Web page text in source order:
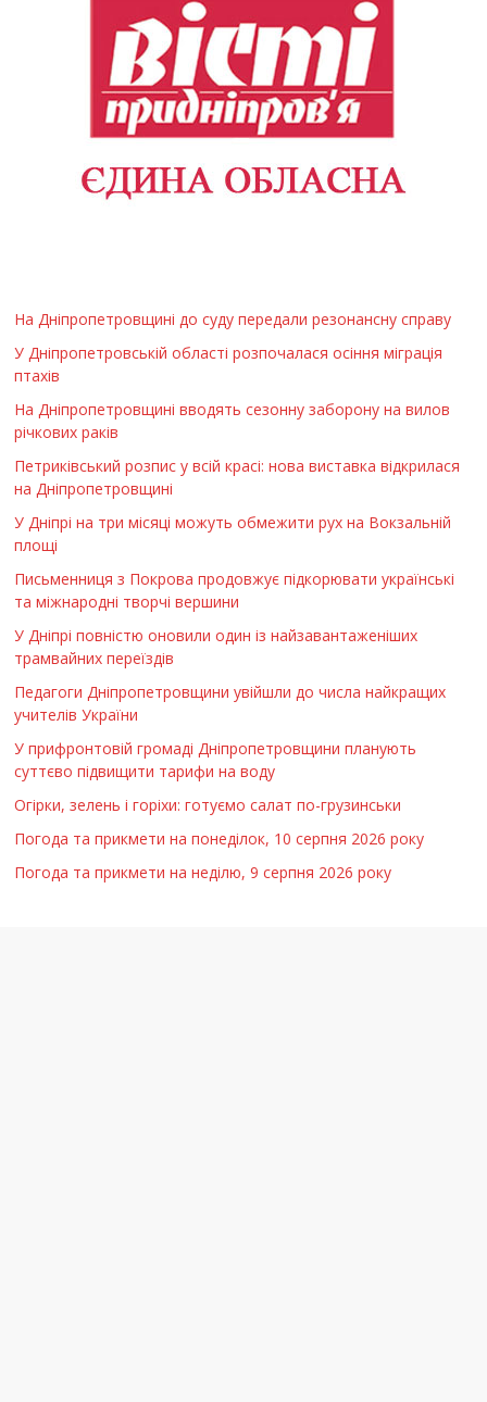
На Дніпропетровщині до суду передали резонансну справу
У Дніпропетровській області розпочалася осіння міграція
птахів
На Дніпропетровщині вводять сезонну заборону на вилов
річкових раків
Петриківський розпис у всій красі: нова виставка відкрилася
на Дніпропетровщині
У Дніпрі на три місяці можуть обмежити рух на Вокзальній
площі
Письменниця з Покрова продовжує підкорювати українські
та міжнародні творчі вершини
У Дніпрі повністю оновили один із найзавантаженіших
трамвайних переїздів
Педагоги Дніпропетровщини увійшли до числа найкращих
учителів України
У прифронтовій громаді Дніпропетровщини планують
суттєво підвищити тарифи на воду
Огірки, зелень і горіхи: готуємо салат по-грузинськи
Погода та прикмети на понеділок, 10 серпня 2026 року
Погода та прикмети на неділю, 9 серпня 2026 року